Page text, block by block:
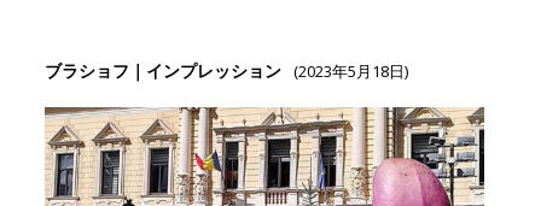
ブラショフ｜インプレッション (2023年5月18日)